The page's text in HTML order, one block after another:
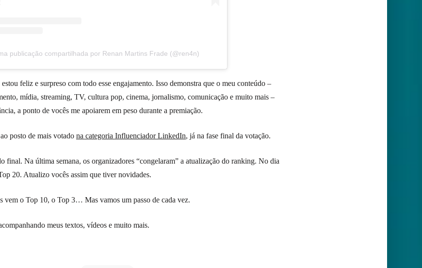
publicação compartilhada por Renan Martins Frade (@ren4n)
feliz e surpreso com todo esse engajamento. Isso demonstra que o meu conteúdo –
mídia, streaming, TV, cultura pop, cinema, jornalismo, comunicação e muito mais –
a ponto de vocês me apoiarem em peso durante a premiação.
posto de mais votado na categoria Influenciador LinkedIn, já na fase final da votação.
final. Na última semana, os organizadores “congelaram” a atualização do ranking. No dia
20. Atualizo vocês assim que tiver novidades.
vem o Top 10, o Top 3… Mas vamos um passo de cada vez.
meus textos, vídeos e muito mais.